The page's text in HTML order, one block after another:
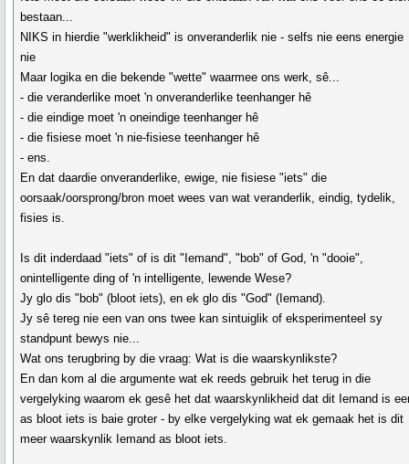
bestaan...
NIKS in hierdie "werklikheid" is onveranderlik nie - selfs nie eens energie
nie
Maar logika en die bekende "wette" waarmee ons werk, sê...
- die veranderlike moet 'n onveranderlike teenhanger hê
- die eindige moet 'n oneindige teenhanger hê
- die fisiese moet 'n nie-fisiese teenhanger hê
- ens.
En dat daardie onveranderlike, ewige, nie fisiese "iets" die
oorsaak/oorsprong/bron moet wees van wat veranderlik, eindig, tydelik,
fisies is.
Is dit inderdaad "iets" of is dit "Iemand", "bob" of God, 'n "dooie",
onintelligente ding of 'n intelligente, lewende Wese?
Jy glo dis "bob" (bloot iets), en ek glo dis "God" (Iemand).
Jy sê tereg nie een van ons twee kan sintuiglik of eksperimenteel sy
standpunt bewys nie...
Wat ons terugbring by die vraag: Wat is die waarskynlikste?
En dan kom al die argumente wat ek reeds gebruik het terug in die
vergelyking waarom ek gesê het dat waarskynlikheid dat dit Iemand is
as bloot iets is baie groter - by elke vergelyking wat ek gemaak het is dit
meer waarskynlik Iemand as bloot iets.